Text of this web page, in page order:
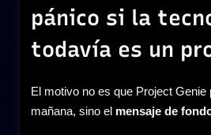
pánico si la
todavía es un
El motivo no es que Project Genie
mañana, sino el mensaje de